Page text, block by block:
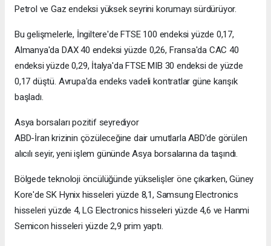
Petrol ve Gaz endeksi yüksek seyrini korumayı sürdürüyor.
Bu gelişmelerle, İngiltere'de FTSE 100 endeksi yüzde 0,17,
Almanya'da DAX 40 endeksi yüzde 0,26, Fransa'da CAC 40
endeksi yüzde 0,29, İtalya'da FTSE MIB 30 endeksi de yüzde
0,17 düştü. Avrupa'da endeks vadeli kontratlar güne karışık
başladı.
Asya borsaları pozitif seyrediyor
ABD-İran krizinin çözüleceğine dair umutlarla ABD'de görülen
alıcılı seyir, yeni işlem gününde Asya borsalarına da taşındı.
Bölgede teknoloji öncülüğünde yükselişler öne çıkarken, Güney
Kore'de SK Hynix hisseleri yüzde 8,1, Samsung Electronics
hisseleri yüzde 4, LG Electronics hisseleri yüzde 4,6 ve Hanmi
Semicon hisseleri yüzde 2,9 prim yaptı.